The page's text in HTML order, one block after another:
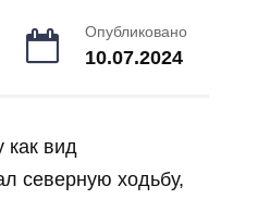
Опубликовано
10.07.2024
как вид
северную ходьбу,